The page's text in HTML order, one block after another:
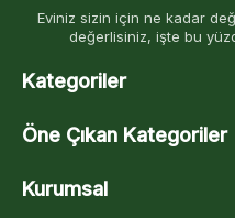
Eviniz sizin için ne kadar
değerlisiniz, işte bu
Kategoriler
Öne Çıkan Kategoriler
Kurumsal